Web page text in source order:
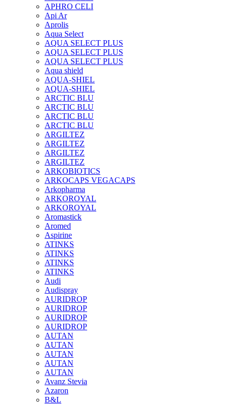
APHRO CELI
Api Ar
Aprolis
Aqua Select
AQUA SELECT PLUS
AQUA SELECT PLUS
AQUA SELECT PLUS
Aqua shield
AQUA-SHIEL
AQUA-SHIEL
ARCTIC BLU
ARCTIC BLU
ARCTIC BLU
ARCTIC BLU
ARGILTEZ
ARGILTEZ
ARGILTEZ
ARGILTEZ
ARKOBIOTICS
ARKOCAPS VEGACAPS
Arkopharma
ARKOROYAL
ARKOROYAL
Aromastick
Aromed
Aspirine
ATINKS
ATINKS
ATINKS
ATINKS
Audi
Audispray
AURIDROP
AURIDROP
AURIDROP
AURIDROP
AUTAN
AUTAN
AUTAN
AUTAN
AUTAN
Avanz Stevia
Azaron
B&L